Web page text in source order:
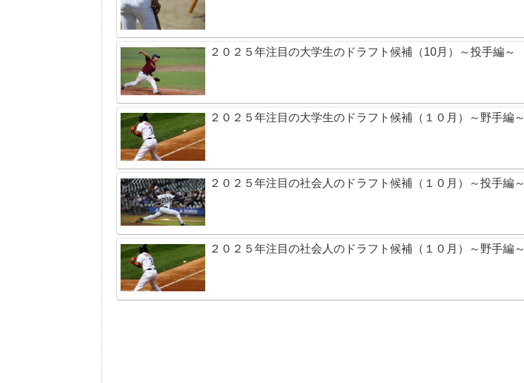
２０２５年注目の大学生のドラフト候補（10月）～投手編～
２０２５年注目の大学生のドラフト候補（１０月）～野手編～
２０２５年注目の社会人のドラフト候補（１０月）～投手編～
２０２５年注目の社会人のドラフト候補（１０月）～野手編～